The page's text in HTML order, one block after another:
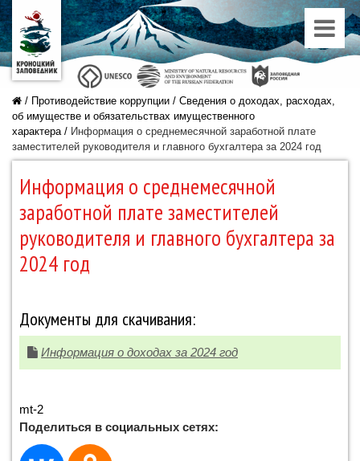
/ Противодействие коррупции / Сведения о доходах, расходах,
об имуществе и обязательствах имущественного
характера/ Информация о среднемесячной заработной плате
заместителей руководителя и главного бухгалтера за 2024 год
Информация о среднемесячной
заработной плате заместителей
руководителя и главного бухгалтера за
2024 год
Документы для скачивания:
Информация о доходах за 2024 год
mt-2
Поделиться в социальных сетях: